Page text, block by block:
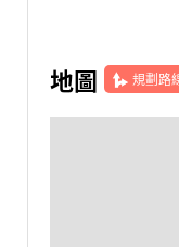
地圖 規劃路